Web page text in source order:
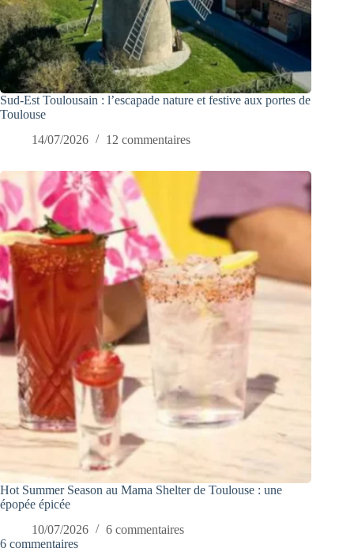
Sud-Est Toulousain : l’escapade nature et festive aux portes de
Toulouse
14/07/2026
12 commentaires
Hot Summer Season au Mama Shelter de Toulouse : une
épopée épicée
10/07/2026
6 commentaires
6 commentaires